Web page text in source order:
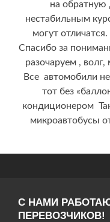
на обратную
нестабильным
могут
Спасибо за
разочаруем ,
Все автомобили
тот без
кондиционером
микроавтобусы
С НАМИ
ПЕРЕВОЗЧИКОВ!